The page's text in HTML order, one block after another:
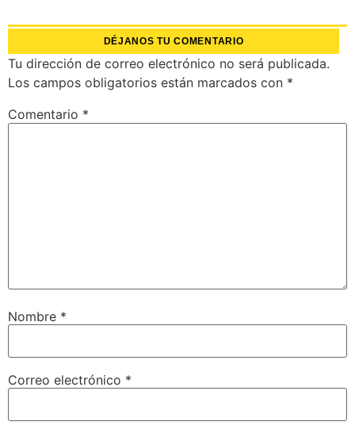
DÉJANOS TU COMENTARIO
Tu dirección de correo electrónico no será publicada.
Los campos obligatorios están marcados con *
Comentario *
Nombre *
Correo electrónico *